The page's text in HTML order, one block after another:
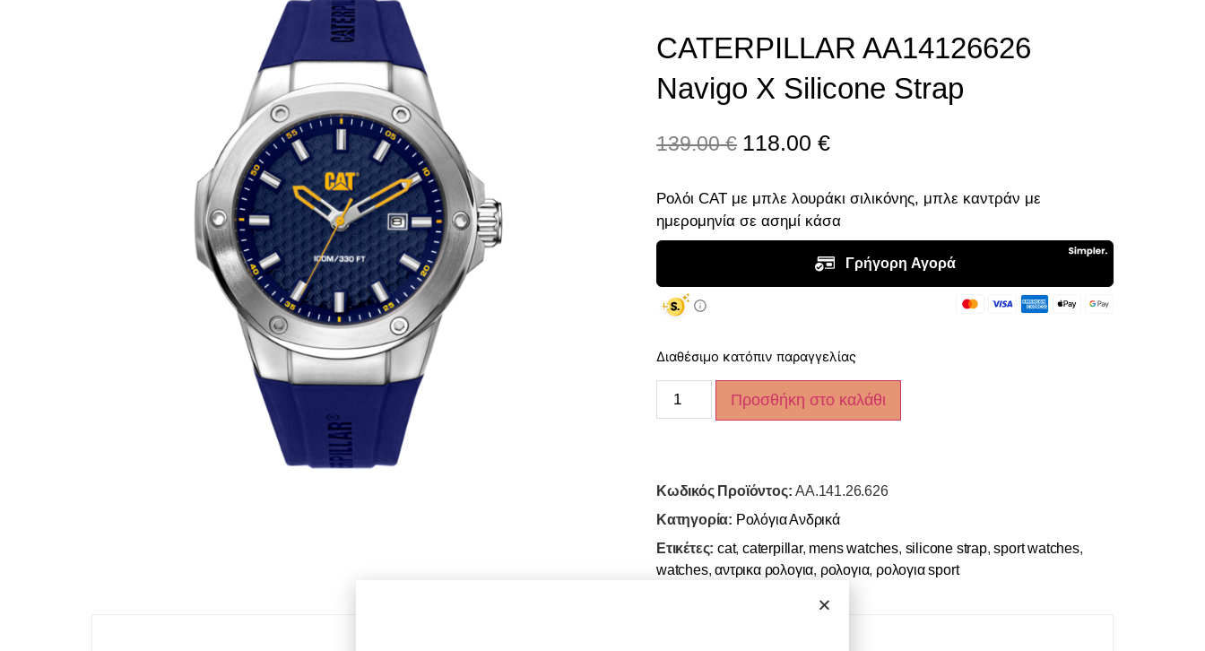
CATERPILLAR AA14126626
Navigo X Silicone Strap
139.00€ 118.00 €
Ρολόι CAT με μπλε λουράκι σιλικόνης, μπλε καντράν με
ημερομηνία σε ασημί κάσα
Διαθέσιμο κατόπιν παραγγελίας
Προσθήκη στο καλάθι
Κωδικός Προϊόντος:AA.141.26.626
Κατηγορία: Ρολόγια Ανδρικά
Ετικέτες: cat,caterpillar, mens watches, silicone strap,sport watches,
watches,αντρικα ρολογια, ρολογια, ρολογια sport